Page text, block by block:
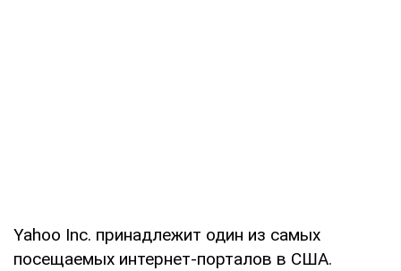
Yahoo Inc. принадлежит один из самых
посещаемых интернет-порталов в США.